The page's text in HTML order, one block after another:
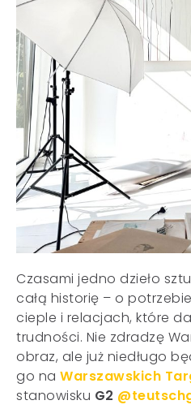
Czasami jedno dzieło
całą historię – o
cieple i relacjach, które
trudności. Nie zdradzę
obraz, ale już niedługo
go na Warszawskich
stanowisku G2